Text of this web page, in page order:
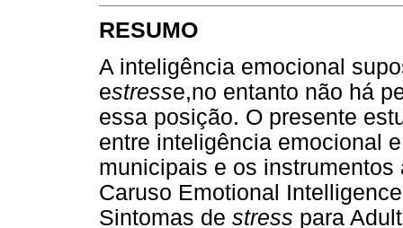
RESUMO
A inteligência emocional
estresse,no entanto não há
essa posição. O presente
entre inteligência emocional
municipais e os
Caruso Emotional
Sintomas de stress para